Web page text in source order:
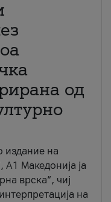
од
издание на
А1 Македонија ја
врска“, чиј
на